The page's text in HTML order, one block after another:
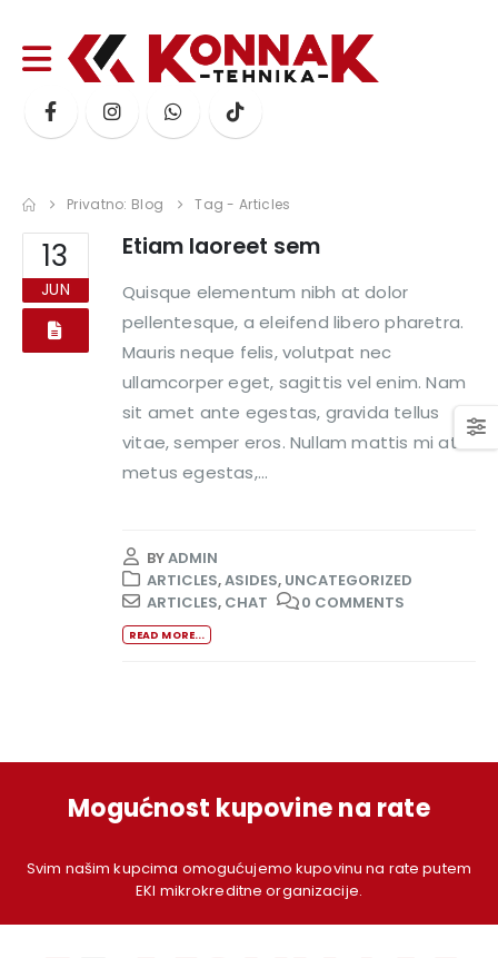
Privatno: Blog Tag -Articles
13
JUN
Etiam laoreet sem
Quisque elementum nibh at dolor
pellentesque, a eleifend libero pharetra.
Mauris neque felis, volutpat nec
ullamcorper eget, sagittis vel enim. Nam
sit amet ante egestas, gravida tellus
vitae, semper eros. Nullam mattis mi at
metus egestas,...
BYADMIN
ARTICLES,ASIDES, UNCATEGORIZED
ARTICLES, CHAT 0 COMMENTS
READ MORE...
Mogućnost kupovine na rate
Svim našim kupcima omogućujemo kupovinu na rate putem
EKI mikrokreditne organizacije.